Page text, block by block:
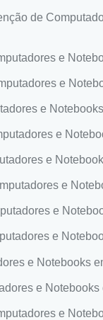
de
e
e
e
e
e
e
e
e
e Notebooks
e Notebooks
e